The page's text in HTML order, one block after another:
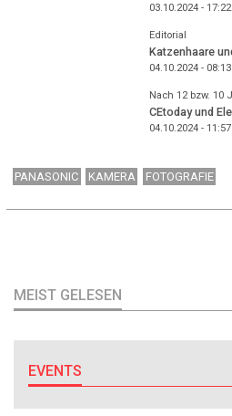
03.10.2024 - 17:22
Editorial
Katzenhaare
04.10.2024 - 08:13
Nach 12 bzw. 10
CEtoday und
04.10.2024 - 11:57
PANASONIC KAMERA FOTOGRAFIE
MEIST GELESEN
EVENTS